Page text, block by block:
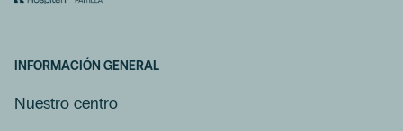
INFORMACIÓN GENERAL
Nuestro centro